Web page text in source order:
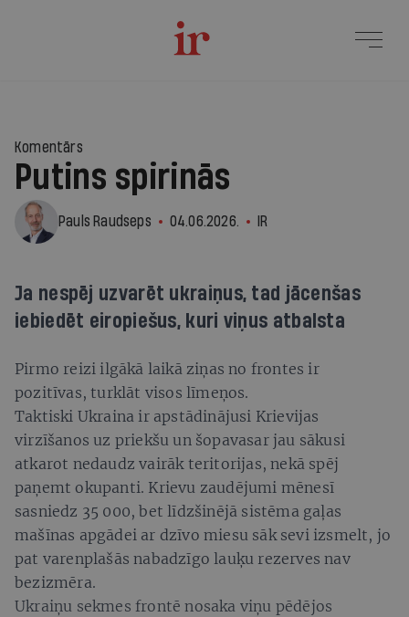
Komentārs
Putins spirinās
Pauls Raudseps 04.06.2026. IR
Ja nespēj uzvarēt ukraiņus, tad jācenšas
iebiedēt eiropiešus, kuri viņus atbalsta
Pirmo reizi ilgākā laikā ziņas no frontes ir
pozitīvas, turklāt visos līmeņos.
Taktiski Ukraina ir apstādinājusi Krievijas
virzīšanos uz priekšu un šopavasar jau sākusi
atkarot nedaudz vairāk teritorijas, nekā spēj
paņemt okupanti. Krievu zaudējumi mēnesī
sasniedz 35 000, bet līdzšinējā sistēma gaļas
mašīnas apgādei ar dzīvo miesu sāk sevi izsmelt, jo
pat varenplašās nabadzīgo lauķu rezerves nav
bezizmēra.
Ukraiņu sekmes frontē nosaka viņu pēdējos